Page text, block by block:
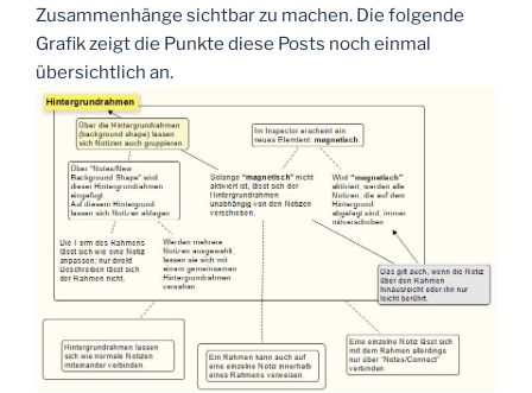
Zusammenhänge sichtbar zu machen. Die folgende
Grafik zeigt die Punkte diese Posts noch einmal
übersichtlich an.